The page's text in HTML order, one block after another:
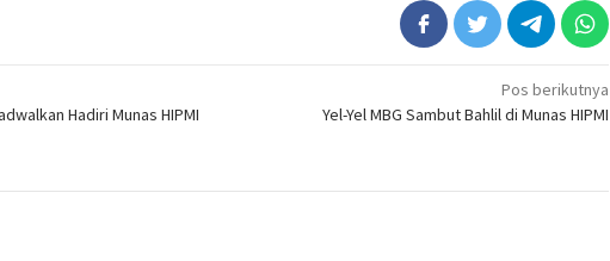
Hadiri Munas HIPMI
Pos berikutnya
Yel-Yel MBG Sambut Bahlil di Munas HIPMI